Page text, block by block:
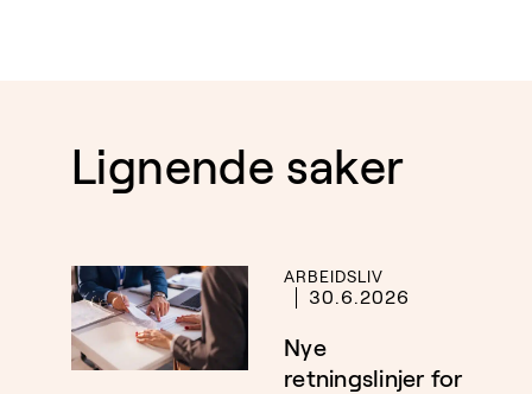
Lignende saker
ARBEIDSLIV
30.6.2026
Nye
retningslinjer for